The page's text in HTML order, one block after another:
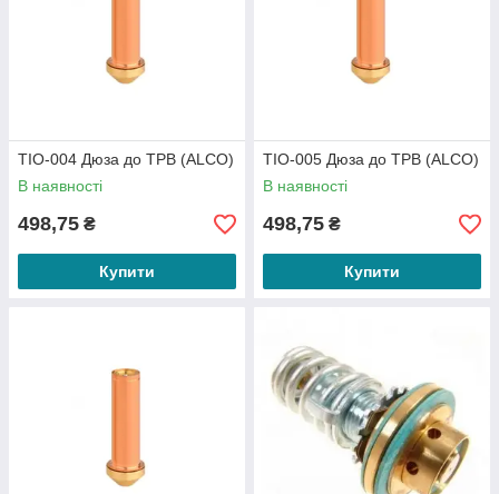
TIO-004 Дюза до ТРВ (ALCO)
В наявності
498,75 ₴
Купити
TIO-005 Дюза до ТРВ (ALCO)
В наявності
498,75 ₴
Купити